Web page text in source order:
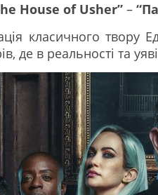
House of Usher” –
класичного твору
де в реальності та